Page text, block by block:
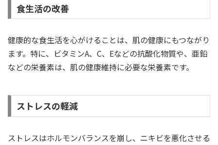
食生活の改善
健康的な食生活を心がけることは、肌の健康にもつながり
ます。特に、ビタミンA、C、Eなどの抗酸化物質や、亜鉛
などの栄養素は、肌の健康維持に必要な栄養素です。
ストレスの軽減
ストレスはホルモンバランスを崩し、ニキビを悪化させる